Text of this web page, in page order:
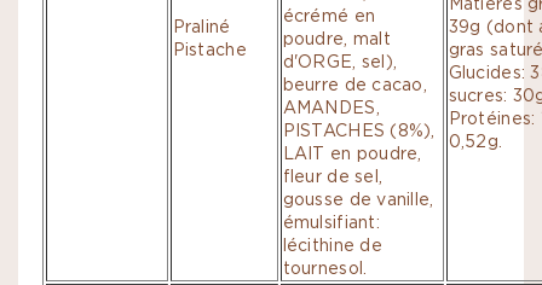
Praliné
Pistache
écrémé en
poudre, malt
d'ORGE, sel),
beurre de cacao,
AMANDES,
PISTACHES (8%),
LAIT en poudre,
fleur de sel,
gousse de vanille,
émulsifiant:
lécithine de
tournesol.
39g (dont
gras
Glucides:
sucres:
Protéines:
0,52g.